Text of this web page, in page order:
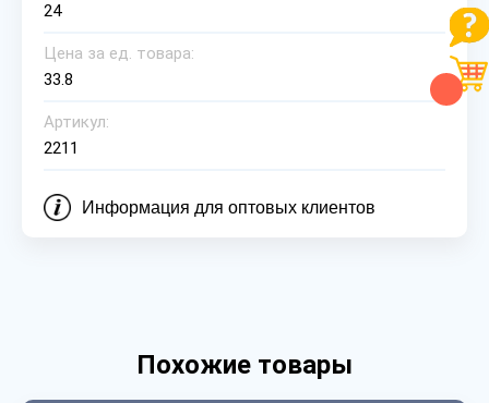
24
Цена за ед. товара:
33.8
Артикул:
2211
Информация для оптовых клиентов
Похожие товары